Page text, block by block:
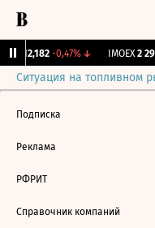
12,182 -0,47%↓ IMOEX 2
Ситуация на топливном
Подписка
Реклама
РФРИТ
Справочник компаний